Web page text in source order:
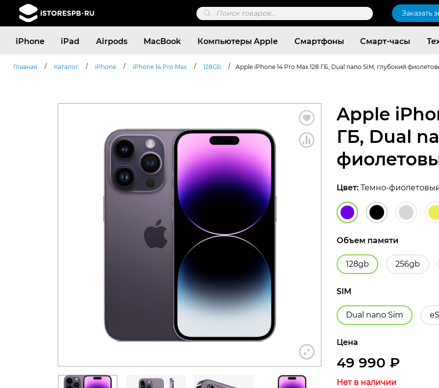
Поиск
товаров
Заказать
iPhone iPad Airpods MacBook Компьютеры Apple Смартфоны Смарт-часы
Поиск
товаров
Главная / Каталог / iPhone / iPhone 14 Pro Max / 128Gb / Apple iPhone 14 Pro Max 128 ГБ, Dual nano SIM, глубокий
Apple
ГБ, Dual
Цвет: Темно-
Объем памяти
128gb 256gb
SIM
Dual nano Sim
Цена
49 990 ₽
Нет в наличии
Согласен c политикой конфиденциальности
+7 812 318-40-14
(c 10:00 до 21:00, без выходных)